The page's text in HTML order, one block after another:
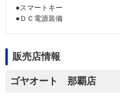
●スマートキー
●ＤＣ電源装備
販売店情報
ゴヤオート 那覇店